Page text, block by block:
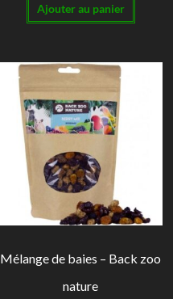
Ajouter au panier
Mélange de baies – Back zoo
nature